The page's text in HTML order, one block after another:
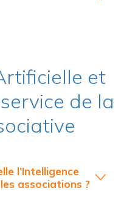
et
de la
l’Intelligence
associations ?